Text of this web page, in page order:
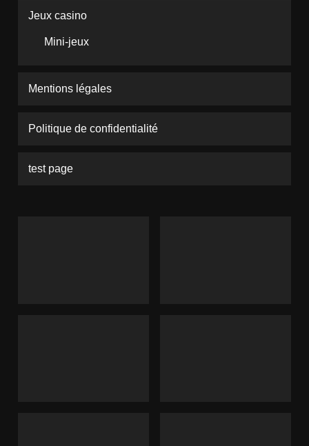
Jeux casino
Mini-jeux
Mentions légales
Politique de confidentialité
test page